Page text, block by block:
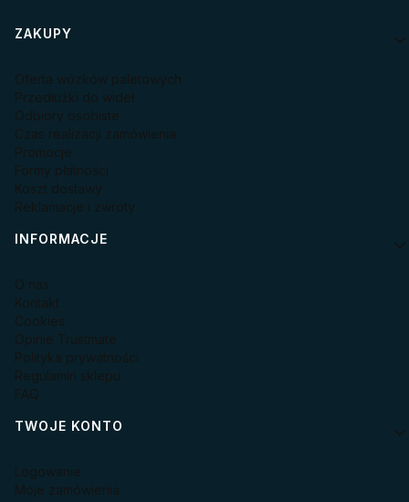
Linki w stopce
ZAKUPY
Oferta wózków paletowych
Przedłużki do wideł
Odbiory osobiste
Czas realizacji zamówienia
Promocje
Formy płatności
Koszt dostawy
Reklamacje i zwroty
INFORMACJE
O nas
Kontakt
Cookies
Opinie Trustmate
Polityka prywatności
Regulamin sklepu
FAQ
TWOJE KONTO
Logowanie
Moje zamówienia